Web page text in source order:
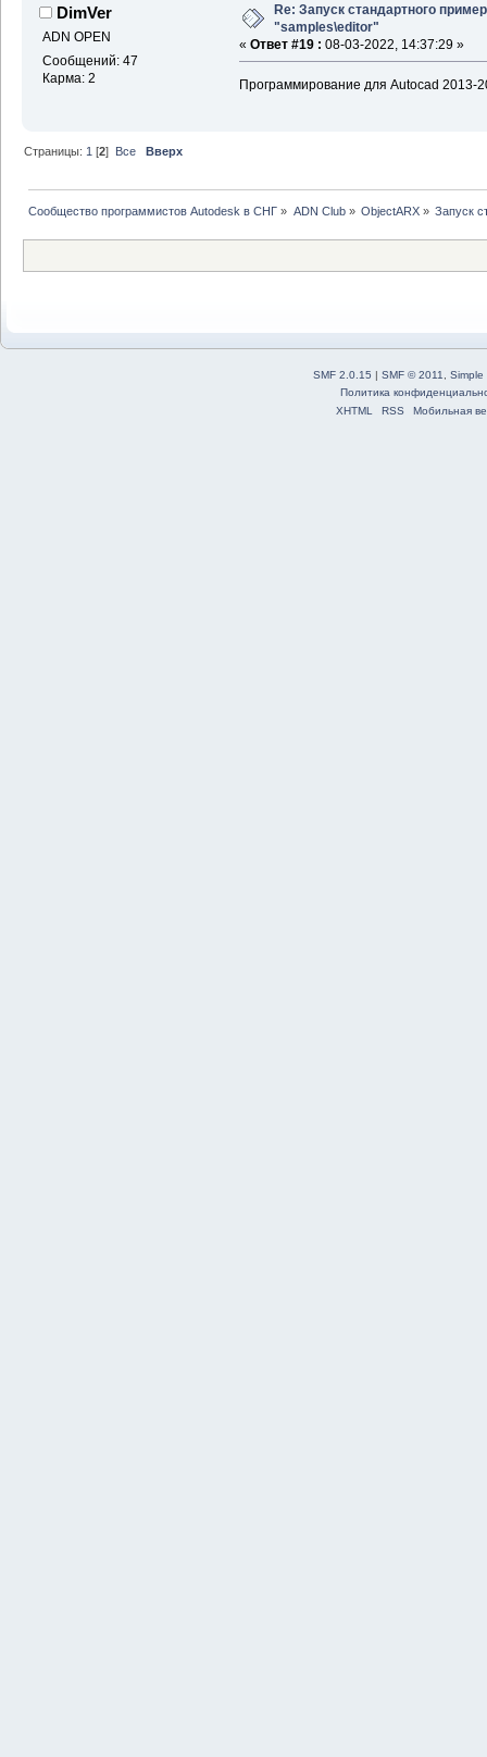
DimVer
ADN OPEN
Сообщений: 47
Карма: 2
Re: Запуск стандартного
"samples\editor"
« Ответ #19 : 08-03-2022, 14:37:29 »
Программирование для Autocad 2013-
Страницы: 1 [2] Все Вверх
Сообщество программистов Autodesk в СНГ » ADN Club» ObjectARX» Запуск
SMF 2.0.15 | SMF © 2011
Simple
Политика
XHTML
RSS Мобильная